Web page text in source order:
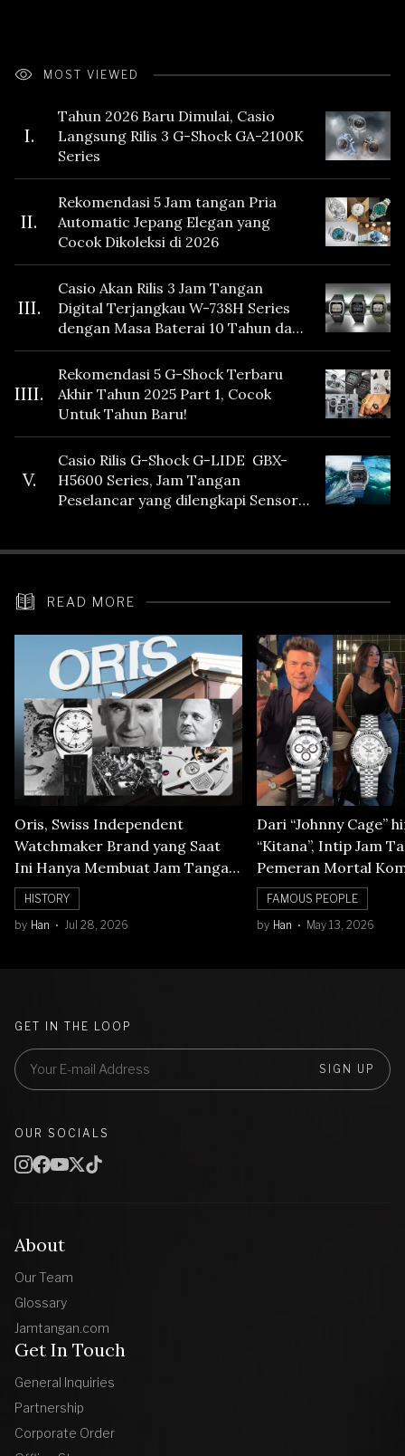
MOST VIEWED
I.
Tahun 2026 Baru Dimulai, Casio
Langsung Rilis 3 G-Shock GA-2100K
Series
II.
Rekomendasi 5 Jam tangan Pria
Automatic Jepang Elegan yang
Cocok Dikoleksi di 2026
III.
Casio Akan Rilis 3 Jam Tangan
Digital Terjangkau W-738H Series
dengan Masa Baterai 10 Tahun dan
Fitur Vibration
IIII.
Rekomendasi 5 G-Shock Terbaru
Akhir Tahun 2025 Part 1, Cocok
Untuk Tahun Baru!
V.
Casio Rilis G-Shock G-LIDE GBX-
H5600 Series, Jam Tangan
Peselancar yang dilengkapi Sensor
READ MORE
Oris, Swiss Independent
Watchmaker Brand yang Saat
Ini Hanya Membuat Jam Tangan
Mechanical
HISTORY
by Han Jul 28, 2026
Dari “Johnny Cage”
“Kitana”, Intip Jam
Pemeran Mortal
FAMOUS PEOPLE
by Han May 13, 2026
About
Our Team
Glossary
Jamtangan.com
Get In Touch
General Inquiries
Partnership
Corporate Order
GET IN THE LOOP
SIGN UP
OUR SOCIALS